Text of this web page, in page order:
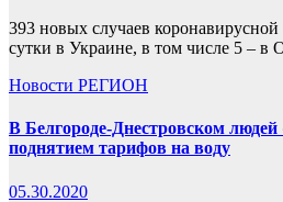
393 новых случаев коронавирусной
сутки в Украине, в том числе 5 – в
Новости РЕГИОН
В Белгороде-Днестровском людей
поднятием тарифов на воду
05.30.2020